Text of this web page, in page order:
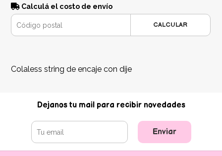
Calculá el costo de envío
CALCULAR
Colaless string de encaje con dije
Dejanos tu mail para recibir novedades
Enviar